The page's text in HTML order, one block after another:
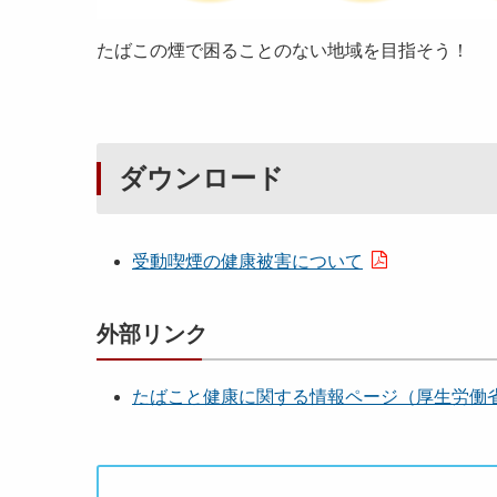
たばこの煙で困ることのない地域を目指そう！
ダウンロード
受動喫煙の健康被害について
外部リンク
たばこと健康に関する情報ページ（厚生労働